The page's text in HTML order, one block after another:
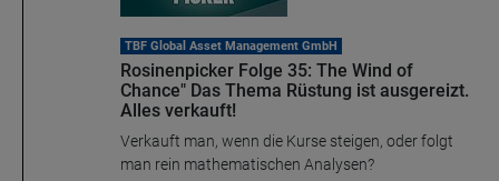
TBF Global Asset Management GmbH
Rosinenpicker Folge 35: The Wind of
Chance" Das Thema Rüstung ist ausgereizt.
Alles verkauft!
Verkauft man, wenn die Kurse steigen, oder folgt
man rein mathematischen Analysen?